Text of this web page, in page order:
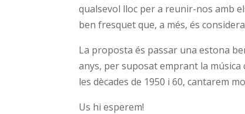
qualsevol lloc per a reunir-nos amb
ben fresquet que, a més, és
La proposta és passar una estona
anys, per suposat emprant la música
les dècades de 1950 i 60, cantarem
Us hi esperem!